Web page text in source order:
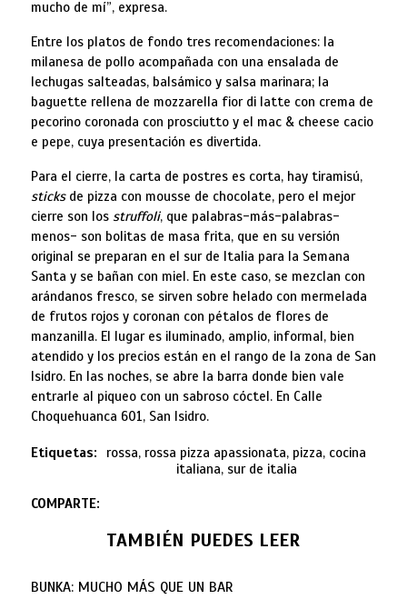
mucho de mí”, expresa.
Entre los platos de fondo tres recomendaciones: la
milanesa de pollo acompañada con una ensalada de
lechugas salteadas, balsámico y salsa marinara; la
baguette rellena de mozzarella fior di latte con crema de
pecorino coronada con prosciutto y el mac & cheese cacio
e pepe, cuya presentación es divertida.
Para el cierre, la carta de postres es corta, hay tiramisú,
sticksde pizza con mousse de chocolate, pero el mejor
cierre son los struffoli, que palabras-más-palabras-
menos- son bolitas de masa frita, que en su versión
original se preparan en el sur de Italia para la Semana
Santa y se bañan con miel. En este caso, se mezclan con
arándanos fresco, se sirven sobre helado con mermelada
de frutos rojos y coronan con pétalos de flores de
manzanilla. El lugar es iluminado, amplio, informal, bien
atendido y los precios están en el rango de la zona de San
Isidro. En las noches, se abre la barra donde bien vale
entrarle al piqueo con un sabroso cóctel. En Calle
Choquehuanca 601, San Isidro.
Etiquetas:
rossa, rossa pizza apassionata, pizza, cocina
italiana, sur de italia
COMPARTE:
TAMBIÉN PUEDES LEER
BUNKA: MUCHO MÁS QUE UN BAR